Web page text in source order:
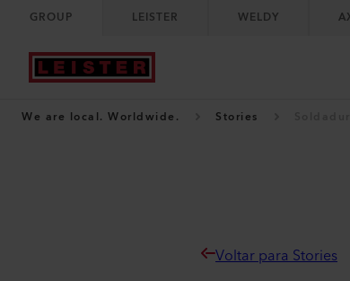
GROUP LEISTER WELDY
We are local. Worldwide. Stories
Voltar para Stories